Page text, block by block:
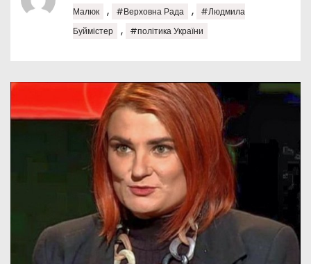
Малюк
, #Верховна Рада ,
#Людмила
Буймістер
, #політика України